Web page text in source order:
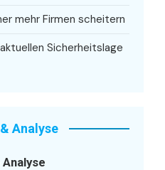
mehr Firmen scheitern
Sicherheitslage
Analyse